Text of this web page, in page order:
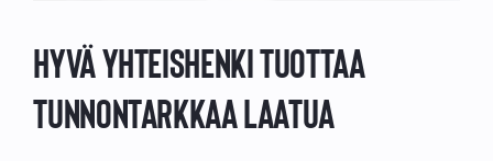
Hyvä yhteishenki tuottaa
tunnontarkkaa laatua